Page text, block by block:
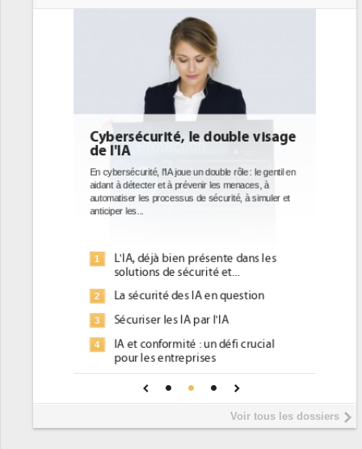
DEE: l'efficacité énergétique
bientôt une obligation pour les
datacenters
Des datacenters plus durables et plus efficaces, c'est
ce que recherchent les pouvoirs publics européens
avec la mise en oeuvre de la nouvelle Directive sur
1
Qu'est-ce que la DEE (directive
d'efficacité énergétique) ?
2
DEE, une pression administrative
place pour répondre à...
Phocea DC dans les cordes pour la
DEE
Interview de Fabrice Coquio,
président de Digital Realty...Voir tous les dossiers